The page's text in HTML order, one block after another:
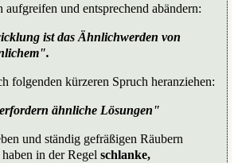
aufgreifen und entsprechend abändern:
ist das Ähnlichwerden von
folgenden kürzeren Spruch heranziehen:
ähnliche Lösungen"
und ständig gefräßigen Räubern
in der Regel schlanke,